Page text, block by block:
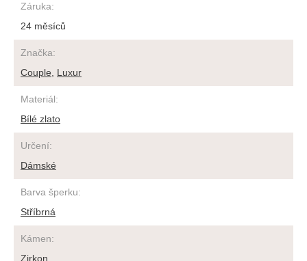
Záruka:
24 měsíců
Značka:
Couple
Luxur
Materiál:
Bílé zlato
Určení:
Dámské
Barva šperku:
Stříbrná
Kámen:
Zirkon